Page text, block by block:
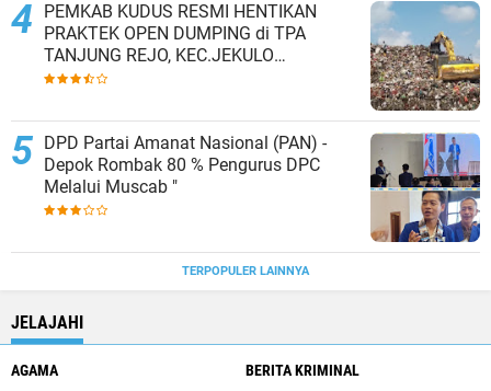
PEMKAB KUDUS RESMI HENTIKAN
PRAKTEK OPEN DUMPING di TPA
TANJUNG REJO, KEC.JEKULO
KAB.KUDUS,BERLAKUKAN SISTEM
DPD Partai Amanat Nasional (PAN) -
Depok Rombak 80 % Pengurus DPC
Melalui Muscab "
TERPOPULER LAINNYA
JELAJAHI
AGAMA
BERITA KRIMINAL